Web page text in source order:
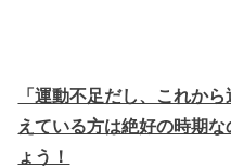
「運動不足だし、これか
えている方は絶好の時期
ょう！